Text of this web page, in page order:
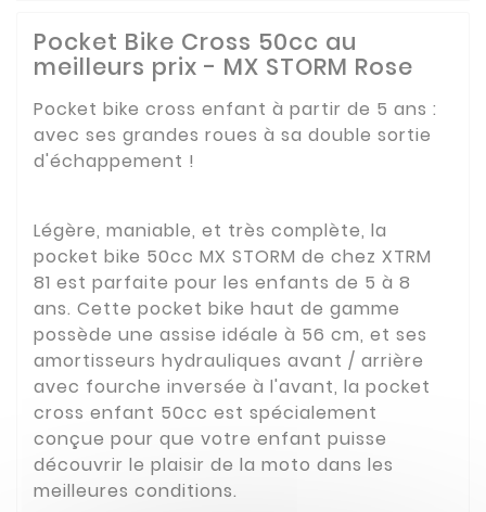
Pocket Bike Cross 50cc au
meilleurs prix - MX STORM Rose
Pocket bike cross enfant à partir de 5 ans :
avec ses grandes roues à sa double sortie
d'échappement !
Légère, maniable, et très complète, la
pocket bike 50cc MX STORM de chez XTRM
81 est parfaite pour les enfants de 5 à 8
ans. Cette pocket bike haut de gamme
possède une assise idéale à 56 cm, et ses
amortisseurs hydrauliques avant / arrière
avec fourche inversée à l'avant, la pocket
cross enfant 50cc est spécialement
conçue pour que votre enfant puisse
découvrir le plaisir de la moto dans les
meilleures conditions.